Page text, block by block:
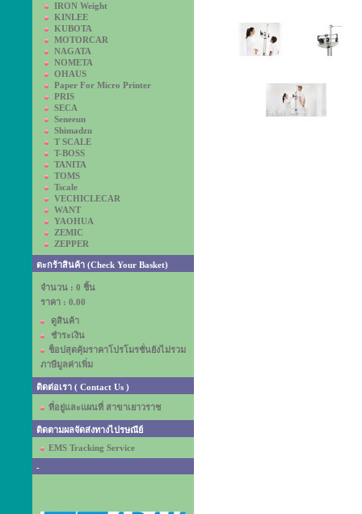
IRON Weight
KINLEE
KUBOTA
MOTORCAR
NAGATA
NOMETA
OHAUS
Paper For Micro Printer
PRIS
SECA
Seneeun
Shimadzu
T SCALE
T-BOSS
TANITA
TOMS
Tscale
VECHICLECAR
WANT
YAOHUA
ZEMIC
ZEPPER
ตะกร้าสินค้า (Check Your Basket)
จำนวน : 0 ชิ้น
ราคา : 0.00
ดูสินค้า
ชำระเงิน
ช็อปสุดคุ้มราคาโปรโมรชั่นยังไม่รวม
ภาษีมูลค่าเพิ่ม
ติดต่อเรา ( Contact Us )
ที่อยู่และแผนที่ สาขาเยาวราช
ติดตามผลจัดส่งทางไปรษณีย์
EMS Tracking Service
-